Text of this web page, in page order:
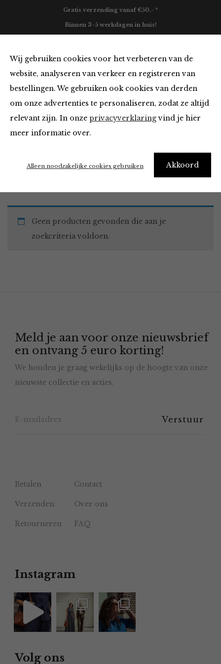
Wij gebruiken cookies voor het verbeteren van de
website, analyseren van verkeer en registreren van
bestellingen. We gebruiken ook cookies van derden
om onze advertenties te personaliseren, zodat ze altijd
relevant zijn. In onze privacyverklaringvind je hier
meer informatie over.
Akkoord
Alleen noodzakelijke cookies gebruiken
Gratis verzending vanaf €50,- *
Binnen 3-5 werkdagen in huis!
Must Haves
Home Winkel Accessoires Must Haves
Geen producten gevonden die aan je
zoekcriteria voldoen.
Meld je aan voor onze nieuwsbrief
en ontvang 5 euro korting!
We houden je graag wekelijks op de hoogte van onze
nieuwste collectie en acties.
Betalen Contact
Verzenden Over ons
Retourneren FAQ
Instagram
Volg ons